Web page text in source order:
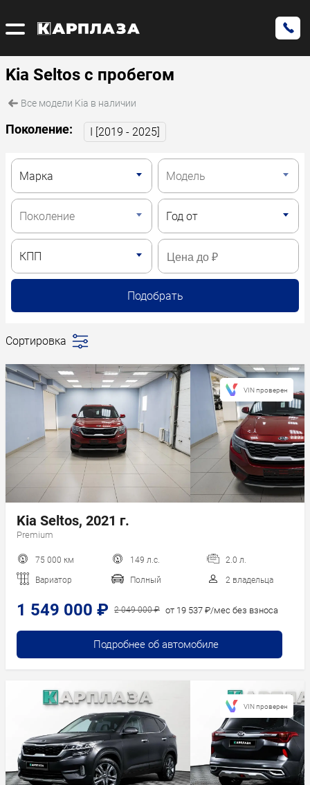
Kia Seltos с пробегом
Все модели Kia в наличии
Поколение: I [2019 - 2025]
Сортировка
поступления
Сначала
дешевле
дороже
Пробег
Год новее
Год старше
Kia Seltos, 2021 г.
Premium
75 000 км 149 л.с. 2.0 л.
Вариатор Полный 2 владельца
1 549 000 ₽ 2 049 000 ₽ от 19 537 ₽/мес без взноса
Подробнее об автомобиле
VIN проверен
VIN проверен
Подобрать